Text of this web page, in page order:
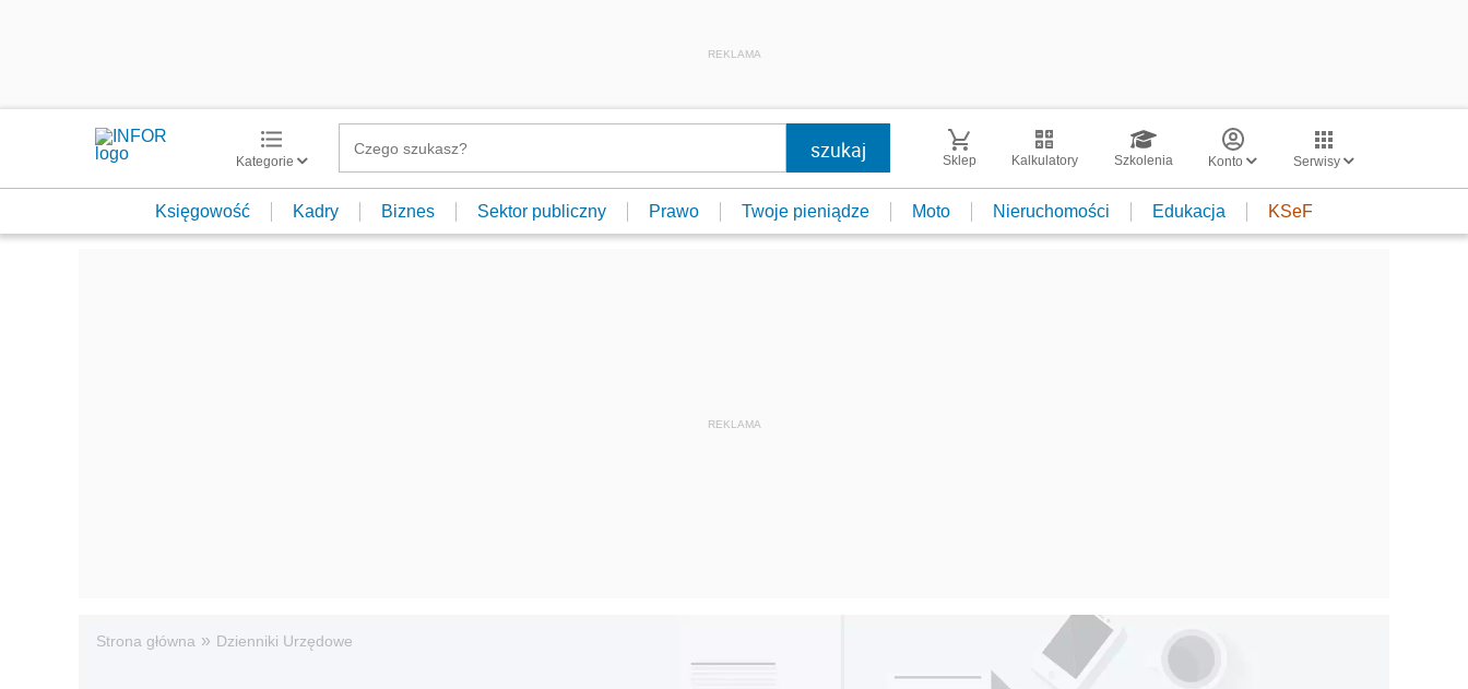
REKLAMA
Kategorie Sklep Kalkulatory Szkolenia Konto Serwisy
Księgowość Kadry Biznes Sektor publiczny Prawo Twoje pieniądze Moto Nieruchomości Edukacja KSeF
Strona główna » Dzienniki Urzędowe